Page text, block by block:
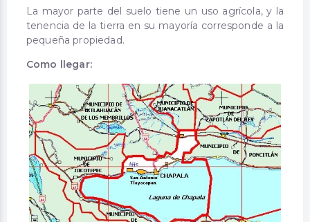
La mayor parte del suelo tiene un uso agrícola, y la
tenencia de la tierra en su mayoría corresponde a la
pequeña propiedad.
Como llegar: